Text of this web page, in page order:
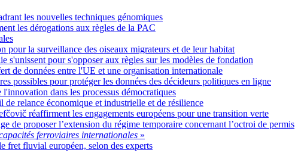
les nouvelles techniques génomiques
les dérogations aux règles de la PAC
pour la surveillance des oiseaux migrateurs et de leur habitat
pour s'opposer aux règles sur les modèles de fondation
de données entre l'UE et une organisation internationale
possibles pour protéger les données des décideurs politiques en ligne
dans les processus démocratiques
relance économique et industrielle et de résilience
réaffirment les engagements européens pour une transition verte
de proposer l’extension du régime temporaire concernant l’octroi de permis
ferroviaires internationales »
fret fluvial européen, selon des experts